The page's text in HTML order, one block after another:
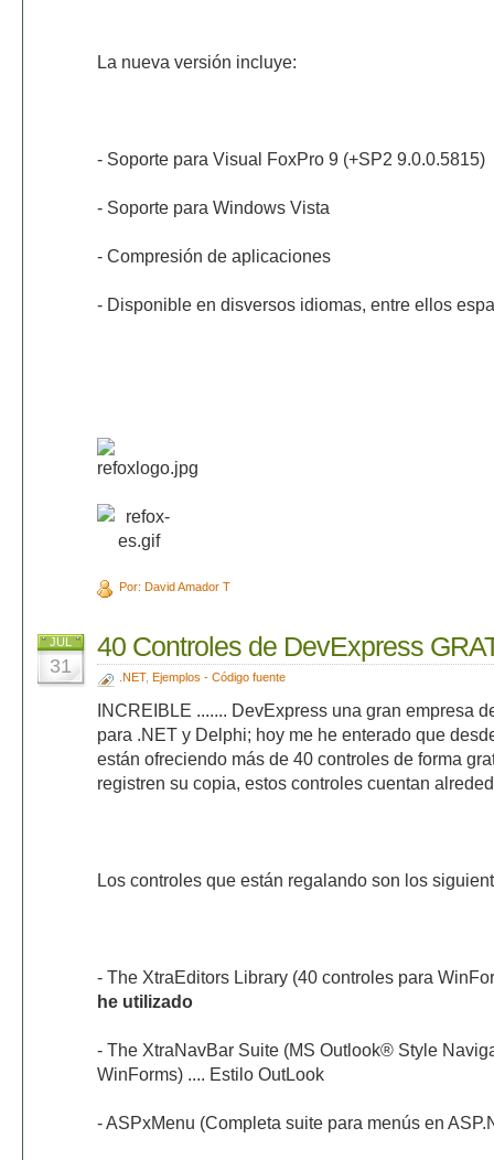
La nueva versión incluye:
- Soporte para Visual FoxPro 9 (+SP2 9.0.0.5815)
- Soporte para Windows Vista
- Compresión de aplicaciones
- Disponible en disversos idiomas, entre ellos
Por: David Amador T
JUL
31
40 Controles de DevExpress
.NET, Ejemplos - Código fuente
INCREIBLE ....... DevExpress una gran empresa
para .NET y Delphi; hoy me he enterado que
están ofreciendo más de 40 controles de forma
registren su copia, estos controles cuentan
Los controles que están regalando son los
- The XtraEditors Library (40 controles para
he utilizado
- The XtraNavBar Suite (MS Outlook® Style
WinForms) .... Estilo OutLook
- ASPxMenu (Completa suite para menús en